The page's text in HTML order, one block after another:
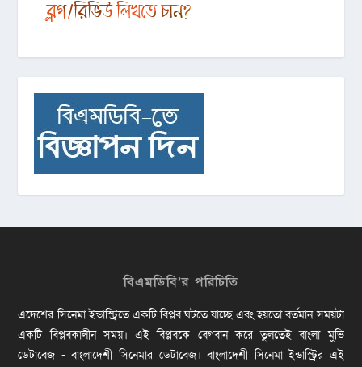
বিএমডিবি’র পরিচিতি
এদেশের সিনেমা ইন্ডাস্ট্রিতে একটি বিপ্লব ঘটতে যাচ্ছে এবং হয়তো বর্তমান সময়টা
একটি বিপ্লবকালীন সময়। এই বিপ্লবকে বেগবান করে তুলতেই বাংলা মুভি
ডেটাবেজ - বাংলাদেশী সিনেমার ডেটাবেজ। বাংলাদেশী সিনেমা ইন্ডাস্ট্রির এই